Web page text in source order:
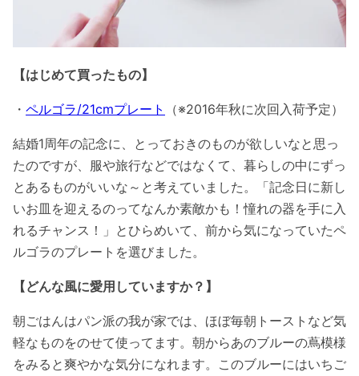
【はじめて買ったもの】
・ ペルゴラ/21cmプレート （※2016年秋に次回入荷予定）
結婚1周年の記念に、とっておきのものが欲しいなと思っ
たのですが、服や旅行などではなくて、暮らしの中にずっ
とあるものがいいな～と考えていました。「記念日に新し
いお皿を迎えるのってなんか素敵かも！憧れの器を手に入
れるチャンス！」とひらめいて、前から気になっていたペ
ルゴラのプレートを選びました。
【どんな風に愛用していますか？】
朝ごはんはパン派の我が家では、ほぼ毎朝トーストなど気
軽なものをのせて使ってます。朝からあのブルーの蔦模様
をみると爽やかな気分になれます。このブルーにはいちご